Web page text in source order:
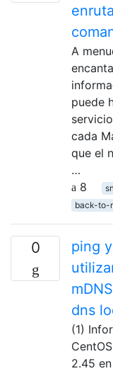
A
puede
cada
que el
…
8
back-to-
0
ping
dns
(1)
2.45